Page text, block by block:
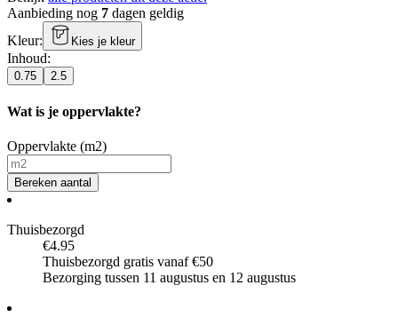
Aanbieding nog 7 dagen geldig
Kleur: Kies je kleur
Inhoud:
0.75 2.5
Wat is je oppervlakte?
Oppervlakte (m2)
Bereken aantal
Thuisbezorgd
€4.95
Thuisbezorgd gratis vanaf €50
Bezorging tussen 11 augustus en 12 augustus